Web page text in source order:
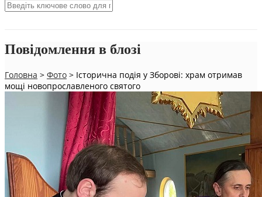
Повідомлення в блозі
Головна > Фото > Історична подія у Зборові: храм отримав
мощі новопрославленого святого